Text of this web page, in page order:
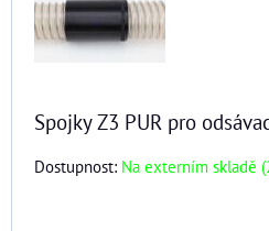
Spojky Z3 PUR pro
Dostupnost: Na externím skladě